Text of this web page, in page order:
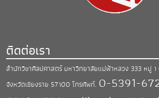
ติดต่อเรา
สำนักวิชาศิลปศาสตร์ มหาวิทยาลัยแม่ฟ้าหลวง 333 หมู่ 1
จังหวัดเชียงราย 57100 โทรศัพท์. 0-5391-